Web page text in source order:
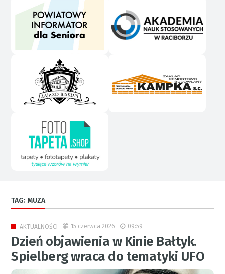
TAG: MUZA
AKTUALNOŚCI 15 czerwca 2026 09:59
Dzień objawienia w Kinie Bałtyk.
Spielberg wraca do tematyki UFO